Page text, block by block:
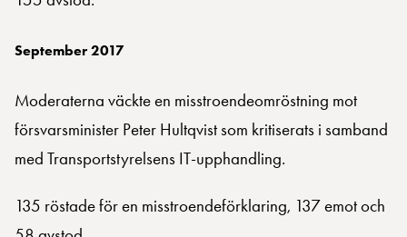
September 2017
Moderaterna väckte en misstroendeomröstning mot
försvarsminister Peter Hultqvist som kritiserats i samband
med Transportstyrelsens IT-upphandling.
135 röstade för en misstroendeförklaring, 137 emot och